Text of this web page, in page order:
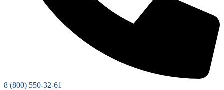
8 (800) 550-32-61